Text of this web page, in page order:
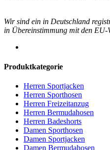
Wir sind ein in Deutschland
in Übereinstimmung mit den EU-
Produktkategorie
Herren Sportjacken
Herren Sporthosen
Herren Freizeitanzug
Herren Bermudahosen
Herren Badeshorts
Damen Sporthosen
Damen Sportjacken
Damen Bermudahosen